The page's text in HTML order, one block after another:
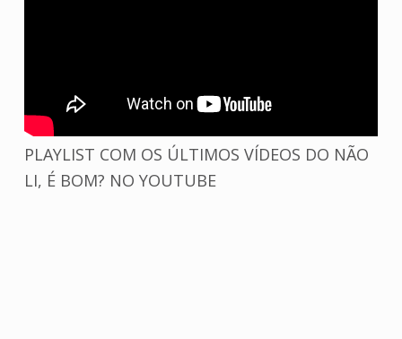
PLAYLIST COM OS ÚLTIMOS VÍDEOS DO NÃO
LI, É BOM? NO YOUTUBE